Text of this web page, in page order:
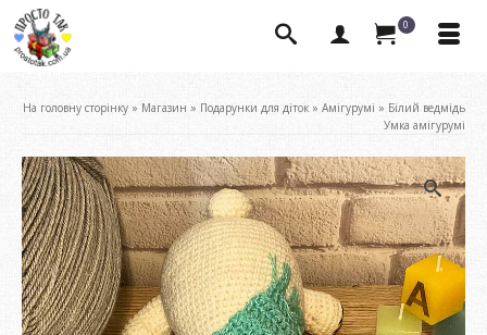
0
На головну сторінку » Магазин » Подарунки для діток » Амігурумі » Білий ведмідь
Умка амігурумі